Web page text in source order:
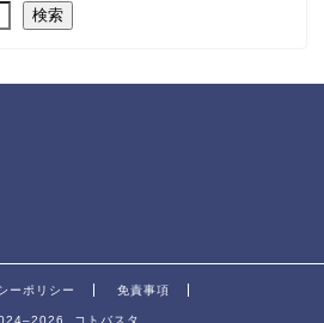
検索
ーポリシー 免責事項
コトバスタ